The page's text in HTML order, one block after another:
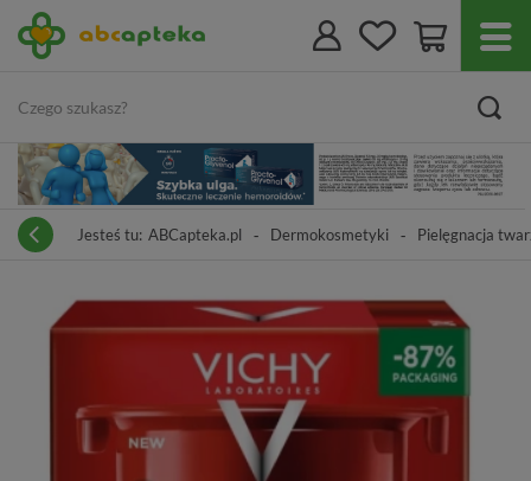
Jesteś tu: ABCapteka.pl Dermokosmetyki Pielęgnacja